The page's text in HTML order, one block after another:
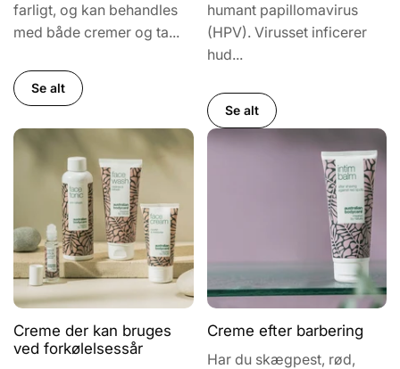
farligt, og kan behandles
med både cremer og ta...
Se alt
humant papillomavirus
(HPV). Virusset inficerer
hud...
Se alt
Creme der kan bruges
ved forkølelsessår
Creme efter barbering
Har du skægpest, rød,